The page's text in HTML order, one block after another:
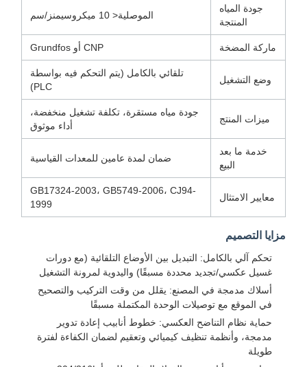
جودة المياه
المنتجة
الموصلية< 10 ميكروسيمنز/سم
ماركة المضخة CNP أو Grundfos
وضع التشغيل
تلقائي بالكامل (يتم التحكم فيه بواسطة
PLC)
ميزات المنتج
جودة مياه مستقرة، تكلفة تشغيل منخفضة،
أداء موثوق
خدمة ما بعد
البيع
ضمان لمدة عامين للمعدات القياسية
معايير الامتثال
GB17324-2003، GB5749-2006، CJ94-
1999
مزايا التصميم
تحكم آلي بالكامل: التبديل بين الأوضاع التلقائية (مع دورات
غسيل عكسي/تجديد محددة مسبقًا) واليدوية لمرونة التشغيل
أسلاك مدمجة في المصنع: يقلل من وقت التركيب والتصحيح
في الموقع مع توصيلات الوحدة المكتملة مسبقًا
حماية نظام التناضح العكسي: خطوط أنابيب إعادة تدوير
مدمجة، وأنظمة تنظيف كيميائي وتعقيم لضمان الكفاءة لفترة
طويلة